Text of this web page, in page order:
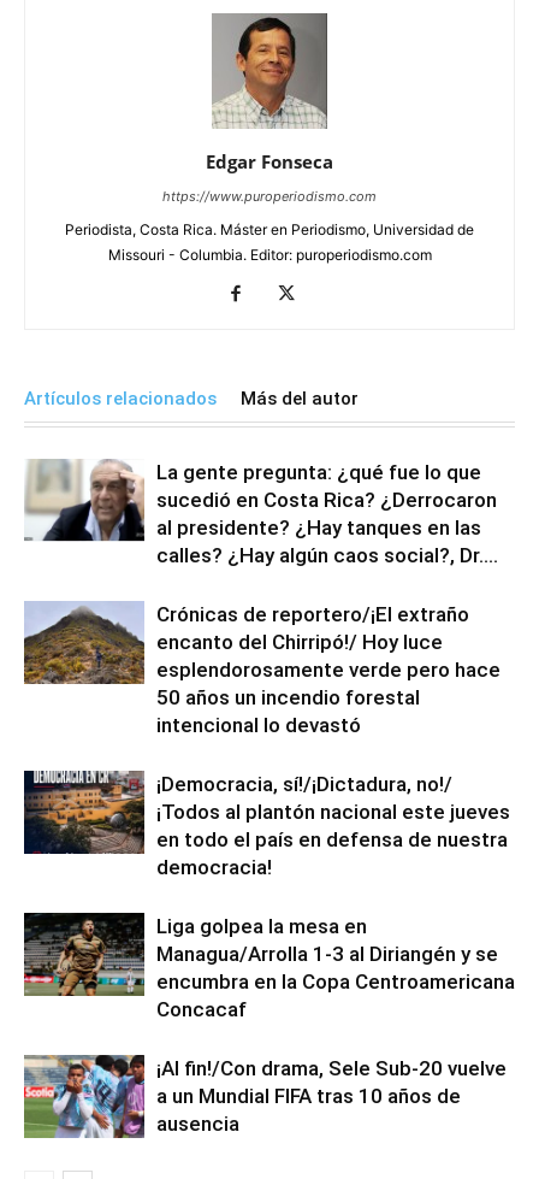
Edgar Fonseca
https://www.puroperiodismo.com
Periodista, Costa Rica. Máster en Periodismo, Universidad de
Missouri - Columbia. Editor: puroperiodismo.com
Artículos relacionados Más del autor
La gente pregunta: ¿qué fue lo que
sucedió en Costa Rica? ¿Derrocaron
al presidente? ¿Hay tanques en las
calles? ¿Hay algún caos social?, Dr....
Crónicas de reportero/¡El extraño
encanto del Chirripó!/ Hoy luce
esplendorosamente verde pero hace
50 años un incendio forestal
intencional lo devastó
¡Democracia, sí!/¡Dictadura, no!/
¡Todos al plantón nacional este jueves
en todo el país en defensa de nuestra
democracia!
Liga golpea la mesa en
Managua/Arrolla 1-3 al Diriangén y se
encumbra en la Copa Centroamericana
Concacaf
¡Al fin!/Con drama, Sele Sub-20 vuelve
a un Mundial FIFA tras 10 años de
ausencia